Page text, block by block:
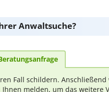
Anwaltsuche?
Fall schildern.
Ihnen melden, um das weitere